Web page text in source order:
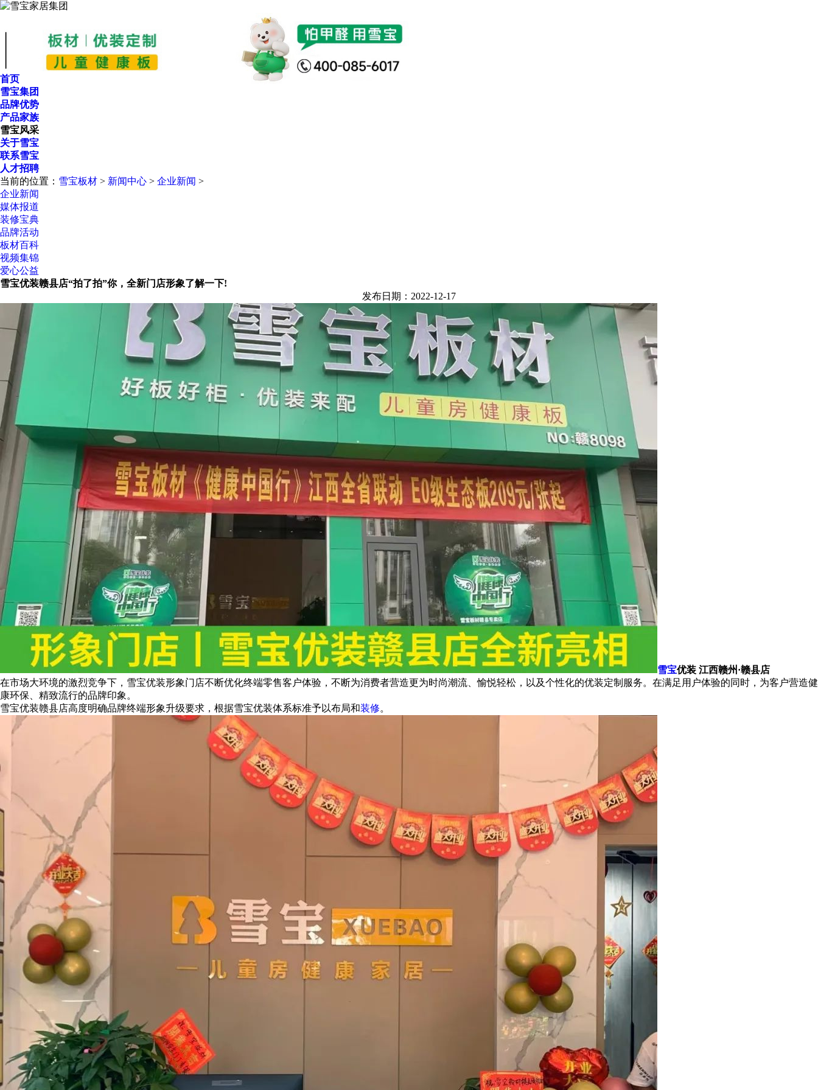
首页
雪宝集团
品牌优势
产品家族
雪宝风采
关于雪宝
联系雪宝
人才招聘
当前的位置： 雪宝板材 > 新闻中心 > 企业新闻 >
企业新闻
媒体报道
装修宝典
品牌活动
板材百科
视频集锦
爱心公益
雪宝优装赣县店“拍了拍”你，全新门店形象了解一下!
发布日期：2022-12-17
雪宝优装 江西赣州·赣县店
在市场大环境的激烈竞争下，雪宝优装形象门店不断优化终端零售客户体验，不断为消费者营造更为时尚潮流、愉悦轻松，以及个性化的优装定制服务。在满足用户体验的同时，为客户营造健
康环保、精致流行的品牌印象。
雪宝优装赣县店高度明确品牌终端形象升级要求，根据雪宝优装体系标准予以布局和装修。